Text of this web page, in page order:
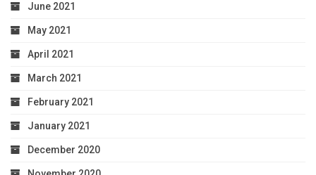
June 2021
May 2021
April 2021
March 2021
February 2021
January 2021
December 2020